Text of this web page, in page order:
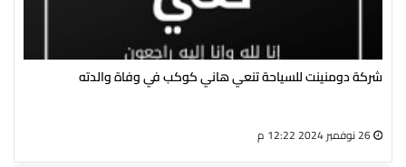
رئيس مجلس إدارة شركة الشحنة الكهربائية ينعي الحاجة نعمات علي